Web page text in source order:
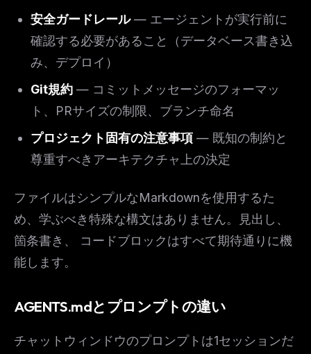
安全ガードレール— エージェントが実行前に
確認する必要があること（データベース書き込
み、デプロイ）
Git規約 — コミットメッセージのフォーマッ
ト、PRサイズの制限、ブランチ命名
プロジェクト固有の注意事項 — 既知の制約と
尊重すべきアーキテクチャ上の決定
ファイルはシンプルなMarkdownを使用するた
め、学ぶべき特殊な構文はありません。見出し、
箇条書き、 コードブロックはすべて期待通りに機
能します。
AGENTS.mdとプロンプトの違い
チャットウィンドウのプロンプトは1セッションだ